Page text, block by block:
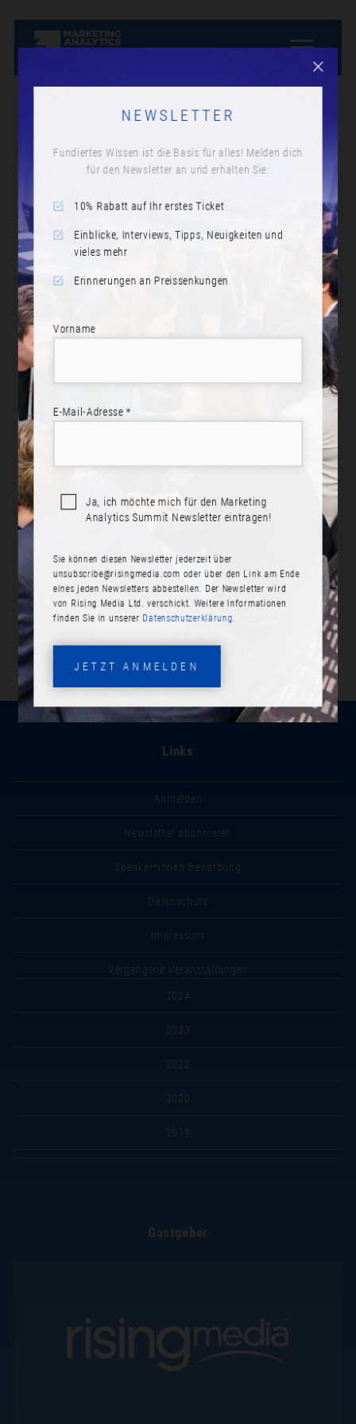
KURZE PAUSE
Datum:
Dienstag, 19. November 2024
16:00
BEREIT ZUR TEILNAHME?
Jetzt anmelden! Schließen Sie sich Ihren Kollegen an.
JETZT ANMELDEN
PROGRAMM ANSEHEN
Links
Anmelden
Newsletter abonnieren
Speaker*innen Bewerbung
Datenschutz
Impressum
Vergangene Veranstaltungen
2024
2023
2022
2020
2019
Gastgeber
NEWSLETTER
Fundiertes Wissen ist die Basis für alles! Melden dich
für den Newsletter an und erhalten Sie:
10% Rabatt auf Ihr erstes Ticket
Einblicke, Interviews, Tipps, Neuigkeiten und
vieles mehr
Erinnerungen an Preissenkungen
Vorname
E-Mail-Adresse *
Ja, ich möchte mich für den Marketing
Analytics Summit Newsletter eintragen!
Sie können diesen Newsletter jederzeit über
unsubscribe@risingmedia.com oder über den Link am Ende
eines jeden Newsletters abbestellen. Der Newsletter wird
von Rising Media Ltd. verschickt. Weitere Informationen
finden Sie in unserer Datenschutzerklärung.
JETZT ANMELDEN